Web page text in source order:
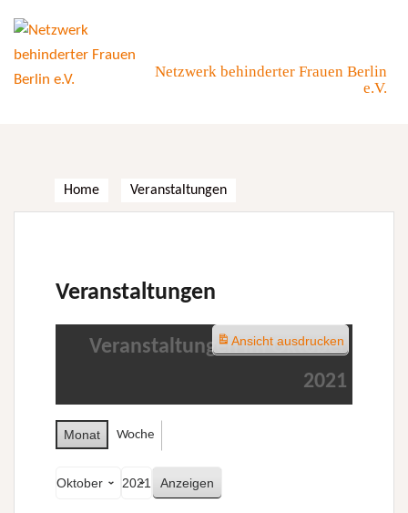
content
Netzwerk behinderter Frauen Berlin
e.V.
Home Veranstaltungen
Veranstaltungen
Veranstaltungen im Oktober
2021
Monat Woche
Ansichtausdrucken